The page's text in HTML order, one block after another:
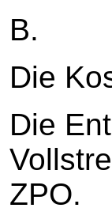
B.
Die
Die
ZPO.